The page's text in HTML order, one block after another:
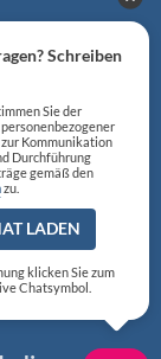
Schreiben
Sie der
zur Kommunikation
Durchführung
gemäß den
zu.
LADEN
klicken Sie zum
Chatsymbol.